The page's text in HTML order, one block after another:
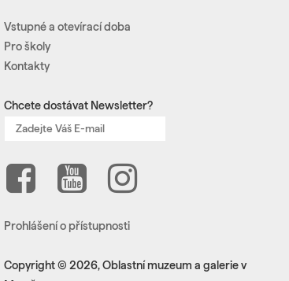
Vstupné a otevírací doba
Pro školy
Kontakty
Chcete dostávat Newsletter?
Prohlášení o přístupnosti
Copyright © 2026, Oblastní muzeum a galerie v